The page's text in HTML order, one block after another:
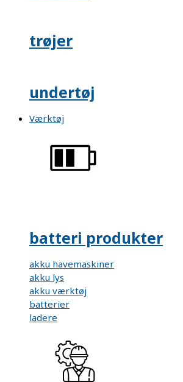
trøjer
undertøj
Værktøj
batteri produkter
akku havemaskiner
akku lys
akku værktøj
batterier
ladere